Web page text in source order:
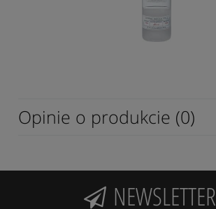
Opinie o produkcie (0)
NEWSLETTER